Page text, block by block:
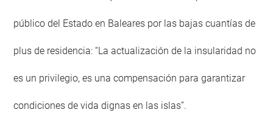
público del Estado en Baleares por las bajas cuantías de
plus de residencia: “La actualización de la insularidad no
es un privilegio, es una compensación para garantizar
condiciones de vida dignas en las islas”.